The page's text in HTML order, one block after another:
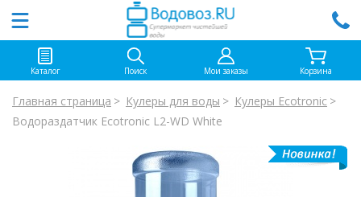
Каталог Поиск Мои заказы Корзина
Главная страница Кулеры для воды
Кулеры Ecotronic
Водораздатчик Ecotronic L2-WD White